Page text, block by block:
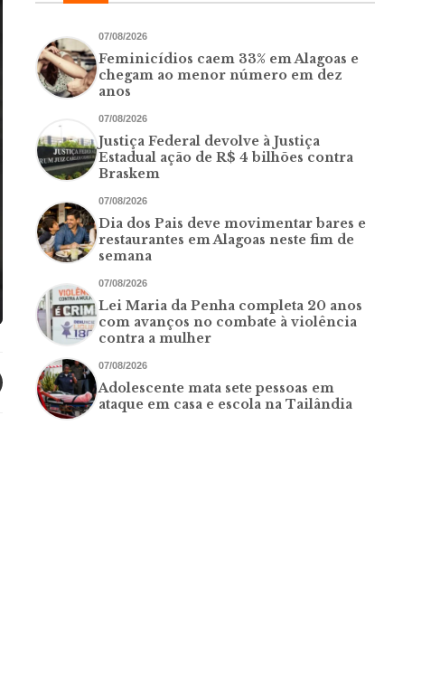
07/08/2026
Feminicídios caem 33% em Alagoas e
chegam ao menor número em dez
anos
07/08/2026
Justiça Federal devolve à Justiça
Estadual ação de R$ 4 bilhões contra
Braskem
07/08/2026
Dia dos Pais deve movimentar bares e
restaurantes em Alagoas neste fim de
semana
07/08/2026
Lei Maria da Penha completa 20 anos
com avanços no combate à violência
contra a mulher
07/08/2026
Adolescente mata sete pessoas em
ataque em casa e escola na Tailândia